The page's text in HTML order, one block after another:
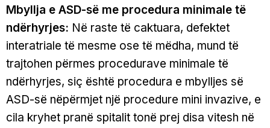
Mbyllja e ASD-së me procedura minimale të
ndërhyrjes: Në raste të caktuara, defektet
interatriale të mesme ose të mëdha, mund të
trajtohen përmes procedurave minimale të
ndërhyrjes, siç është procedura e mbylljes së
ASD-së nëpërmjet një procedure mini invazive, e
cila kryhet pranë spitalit tonë prej disa vitesh në